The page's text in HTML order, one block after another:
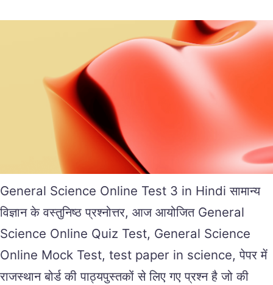
General Science Online Test 3 in Hindi सामान्य
विज्ञान के वस्तुनिष्ठ प्रश्नोत्तर, आज आयोजित General
Science Online Quiz Test, General Science
Online Mock Test, test paper in science, पेपर में
राजस्थान बोर्ड की पाठ्यपुस्तकों से लिए गए प्रश्न है जो की